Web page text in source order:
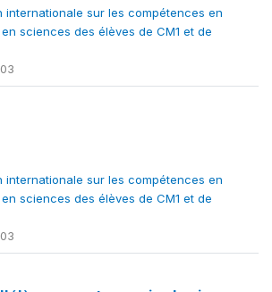
internationale sur les compétences en
sciences des élèves de CM1 et de
internationale sur les compétences en
sciences des élèves de CM1 et de